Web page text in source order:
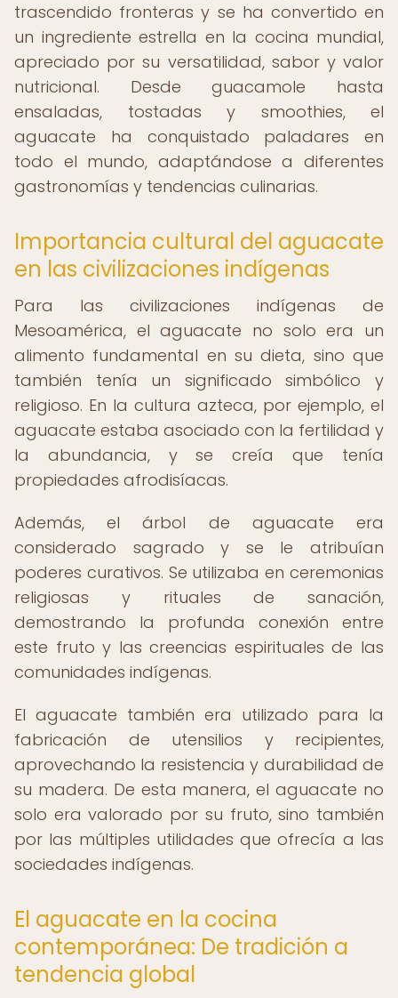
trascendido fronteras y se ha convertido en
un ingrediente estrella en la cocina mundial,
apreciado por su versatilidad, sabor y valor
nutricional. Desde guacamole hasta
ensaladas, tostadas y smoothies, el
aguacate ha conquistado paladares en
todo el mundo, adaptándose a diferentes
gastronomías y tendencias culinarias.
Importancia cultural del aguacate
en las civilizaciones indígenas
Para las civilizaciones indígenas de
Mesoamérica, el aguacate no solo era un
alimento fundamental en su dieta, sino que
también tenía un significado simbólico y
religioso. En la cultura azteca, por ejemplo, el
aguacate estaba asociado con la fertilidad y
la abundancia, y se creía que tenía
propiedades afrodisíacas.
Además, el árbol de aguacate era
considerado sagrado y se le atribuían
poderes curativos. Se utilizaba en ceremonias
religiosas y rituales de sanación,
demostrando la profunda conexión entre
este fruto y las creencias espirituales de las
comunidades indígenas.
El aguacate también era utilizado para la
fabricación de utensilios y recipientes,
aprovechando la resistencia y durabilidad de
su madera. De esta manera, el aguacate no
solo era valorado por su fruto, sino también
por las múltiples utilidades que ofrecía a las
sociedades indígenas.
El aguacate en la cocina
contemporánea: De tradición a
tendencia global